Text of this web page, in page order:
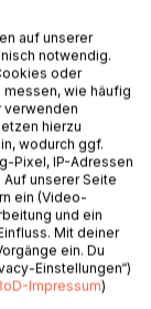
is always ready
garden, the
why
are so
scenes
but also to
thinking
auf unserer
notwendig.
oder
wie häufig
verwenden
hierzu
wodurch ggf.
Pixel, IP-Adressen
unserer Seite
ein (Video-
und ein
Mit deiner
ein. Du
Einstellungen“)
Impressum)